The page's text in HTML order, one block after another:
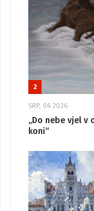
2
SRP, 06 2026
„Do nebe vjel v
koni“